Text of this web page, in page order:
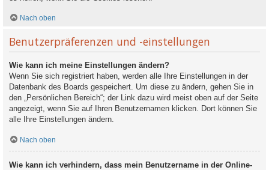
Nach oben
Benutzerpräferenzen und -einstellungen
Wie kann ich meine Einstellungen ändern?
Wenn Sie sich registriert haben, werden alle Ihre Einstellungen in der
Datenbank des Boards gespeichert. Um diese zu ändern, gehen Sie in
den „Persönlichen Bereich“; der Link dazu wird meist oben auf der Seite
angezeigt, wenn Sie auf Ihren Benutzernamen klicken. Dort können Sie
alle Ihre Einstellungen ändern.
Nach oben
Wie kann ich verhindern, dass mein Benutzername in der Online-